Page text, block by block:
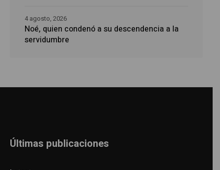
Noé, quien condenó a su descendencia a la
servidumbre
4 agosto, 2026
Últimas publicaciones